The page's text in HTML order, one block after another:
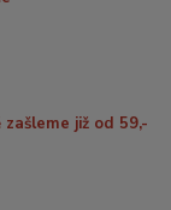
již od 59,-